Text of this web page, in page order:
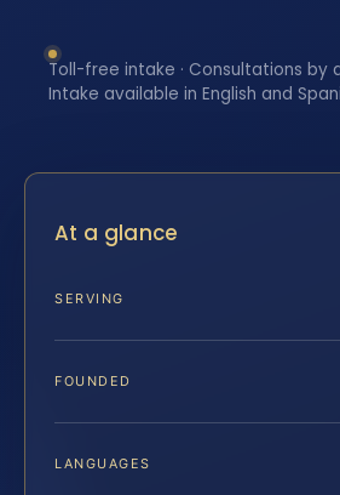
Toll-free intake · Consultations by
Intake available in English and
At a glance
SERVING
FOUNDED
LANGUAGES